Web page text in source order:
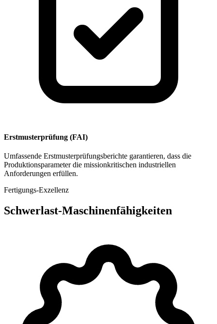
Erstmusterprüfung (FAI)
Umfassende Erstmusterprüfungsberichte garantieren, dass die
Produktionsparameter die missionkritischen industriellen
Anforderungen erfüllen.
Fertigungs-Exzellenz
Schwerlast-Maschinenfähigkeiten